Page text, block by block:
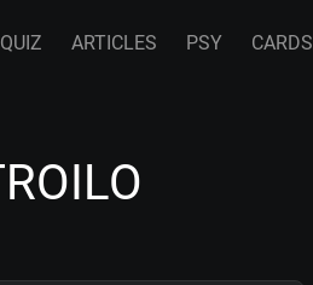
QUIZ ARTICLES PSY CARDS